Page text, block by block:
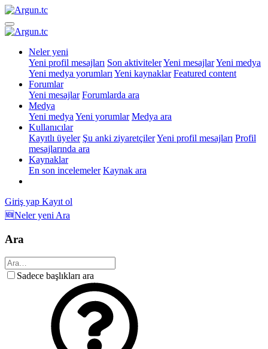
Neler yeni
Yeni profil mesajları Son aktivitelerYeni mesajlarYeni medya
Yeni medya yorumları Yeni kaynaklar Featured content
Forumlar
Yeni mesajlar Forumlarda ara
Medya
Yeni medya Yeni yorumlar Medya ara
Kullanıcılar
Kayıtlı üyeler Şu anki ziyaretçilerYeni profil mesajları Profil
mesajlarında ara
Kaynaklar
En son incelemeler Kaynak ara
Giriş yap Kayıt ol
🆕Neler yeni Ara
Ara
Sadece başlıkları ara